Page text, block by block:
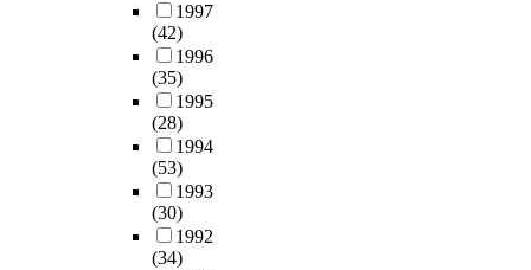
1997
(42)
1996
(35)
1995
(28)
1994
(53)
1993
(30)
1992
(34)